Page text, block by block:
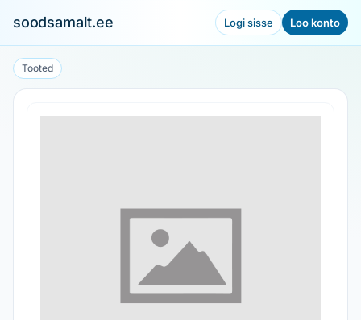
soodsamalt.ee Logi sisse Loo konto
Tooted